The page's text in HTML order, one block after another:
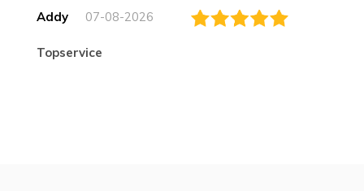
Addy 07-08-2026
topservice